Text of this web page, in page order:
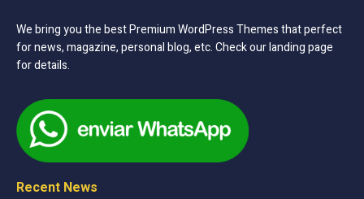
We bring you the best Premium WordPress Themes that perfect
for news, magazine, personal blog, etc. Check our landing page
for details.
Recent News